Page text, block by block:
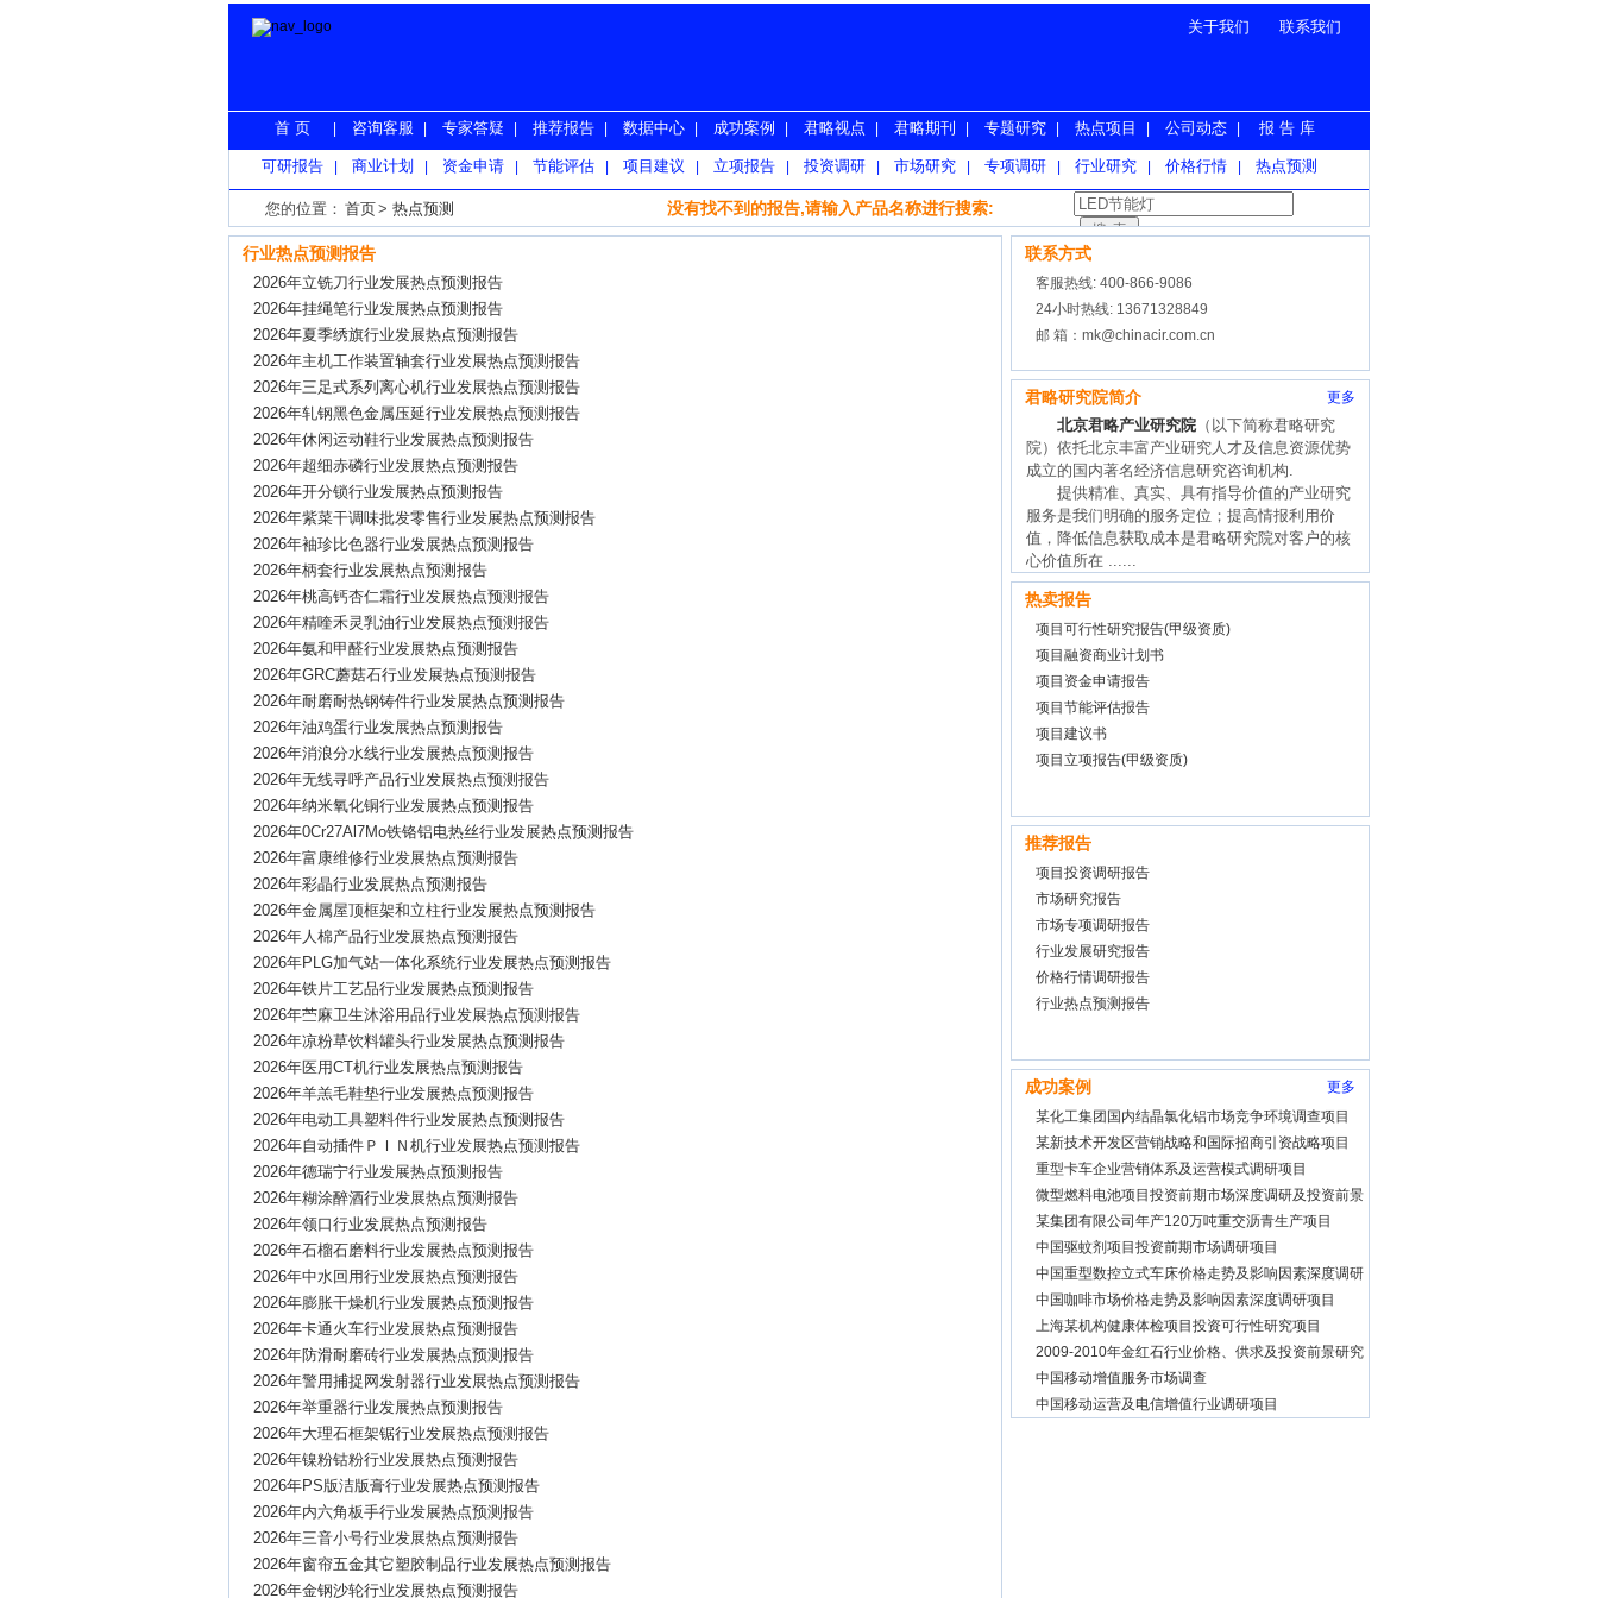
关于我们 联系我们
首 页 咨询客服 专家答疑 推荐报告 数据中心 成功案例 君略视点 君略期刊 专题研究 热点项目 公司动态 报 告 库
可研报告 商业计划 资金申请 节能评估 项目建议 立项报告 投资调研 市场研究 专项调研 行业研究 价格行情 热点预测
您的位置： 首页> 热点预测 没有找不到的报告,请输入产品名称进行搜索:
行业热点预测报告
2026年立铣刀行业发展热点预测报告
2026年挂绳笔行业发展热点预测报告
2026年夏季绣旗行业发展热点预测报告
2026年主机工作装置轴套行业发展热点预测报告
2026年三足式系列离心机行业发展热点预测报告
2026年轧钢黑色金属压延行业发展热点预测报告
2026年休闲运动鞋行业发展热点预测报告
2026年超细赤磷行业发展热点预测报告
2026年开分锁行业发展热点预测报告
2026年紫菜干调味批发零售行业发展热点预测报告
2026年袖珍比色器行业发展热点预测报告
2026年柄套行业发展热点预测报告
2026年桃高钙杏仁霜行业发展热点预测报告
2026年精喹禾灵乳油行业发展热点预测报告
2026年氨和甲醛行业发展热点预测报告
2026年GRC蘑菇石行业发展热点预测报告
2026年耐磨耐热钢铸件行业发展热点预测报告
2026年油鸡蛋行业发展热点预测报告
2026年消浪分水线行业发展热点预测报告
2026年无线寻呼产品行业发展热点预测报告
2026年纳米氧化铜行业发展热点预测报告
2026年0Cr27Al7Mo铁铬铝电热丝行业发展热点预测报告
2026年富康维修行业发展热点预测报告
2026年彩晶行业发展热点预测报告
2026年金属屋顶框架和立柱行业发展热点预测报告
2026年人棉产品行业发展热点预测报告
2026年PLG加气站一体化系统行业发展热点预测报告
2026年铁片工艺品行业发展热点预测报告
2026年苎麻卫生沐浴用品行业发展热点预测报告
2026年凉粉草饮料罐头行业发展热点预测报告
2026年医用CT机行业发展热点预测报告
2026年羊羔毛鞋垫行业发展热点预测报告
2026年电动工具塑料件行业发展热点预测报告
2026年自动插件ＰＩＮ机行业发展热点预测报告
2026年德瑞宁行业发展热点预测报告
2026年糊涂醉酒行业发展热点预测报告
2026年领口行业发展热点预测报告
2026年石榴石磨料行业发展热点预测报告
2026年中水回用行业发展热点预测报告
2026年膨胀干燥机行业发展热点预测报告
2026年卡通火车行业发展热点预测报告
2026年防滑耐磨砖行业发展热点预测报告
2026年警用捕捉网发射器行业发展热点预测报告
2026年举重器行业发展热点预测报告
2026年大理石框架锯行业发展热点预测报告
2026年镍粉钴粉行业发展热点预测报告
2026年PS版洁版膏行业发展热点预测报告
2026年内六角板手行业发展热点预测报告
2026年三音小号行业发展热点预测报告
2026年窗帘五金其它塑胶制品行业发展热点预测报告
2026年金钢沙轮行业发展热点预测报告
联系方式
客服热线: 400-866-9086
24小时热线: 13671328849
邮 箱：mk@chinacir.com.cn
更多
君略研究院简介
北京君略产业研究院 （以下简称君略研究
院）依托北京丰富产业研究人才及信息资源优势
成立的国内著名经济信息研究咨询机构.
提供精准、真实、具有指导价值的产业研究
服务是我们明确的服务定位；提高情报利用价
值，降低信息获取成本是君略研究院对客户的核
心价值所在 ......
热卖报告
项目可行性研究报告(甲级资质)
项目融资商业计划书
项目资金申请报告
项目节能评估报告
项目建议书
项目立项报告(甲级资质)
推荐报告
项目投资调研报告
市场研究报告
市场专项调研报告
行业发展研究报告
价格行情调研报告
行业热点预测报告
更多
成功案例
某化工集团国内结晶氯化铝市场竞争环境调查项目
某新技术开发区营销战略和国际招商引资战略项目
重型卡车企业营销体系及运营模式调研项目
微型燃料电池项目投资前期市场深度调研及投资前景
预测
某集团有限公司年产120万吨重交沥青生产项目
中国驱蚊剂项目投资前期市场调研项目
中国重型数控立式车床价格走势及影响因素深度调研
项目
中国咖啡市场价格走势及影响因素深度调研项目
上海某机构健康体检项目投资可行性研究项目
2009-2010年金红石行业价格、供求及投资前景研究
项目
中国移动增值服务市场调查
中国移动运营及电信增值行业调研项目